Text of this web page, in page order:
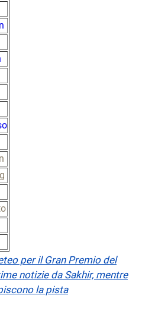
per il Gran Premio del
notizie da Sakhir, mentre
la pista